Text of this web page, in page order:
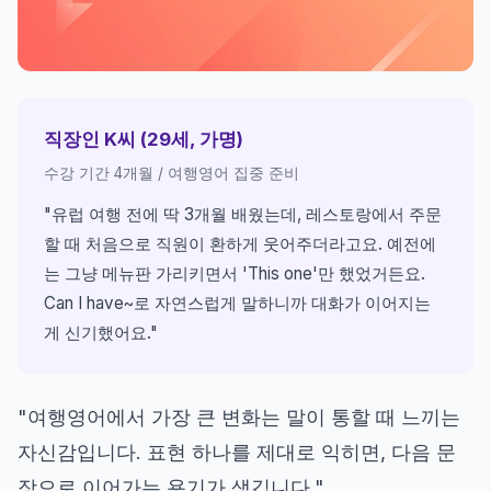
직장인 K씨 (29세, 가명)
수강 기간 4개월 / 여행영어 집중 준비
"유럽 여행 전에 딱 3개월 배웠는데, 레스토랑에서 주문
할 때 처음으로 직원이 환하게 웃어주더라고요. 예전에
는 그냥 메뉴판 가리키면서 'This one'만 했었거든요.
Can I have~로 자연스럽게 말하니까 대화가 이어지는
게 신기했어요."
"여행영어에서 가장 큰 변화는 말이 통할 때 느끼는
자신감입니다. 표현 하나를 제대로 익히면, 다음 문